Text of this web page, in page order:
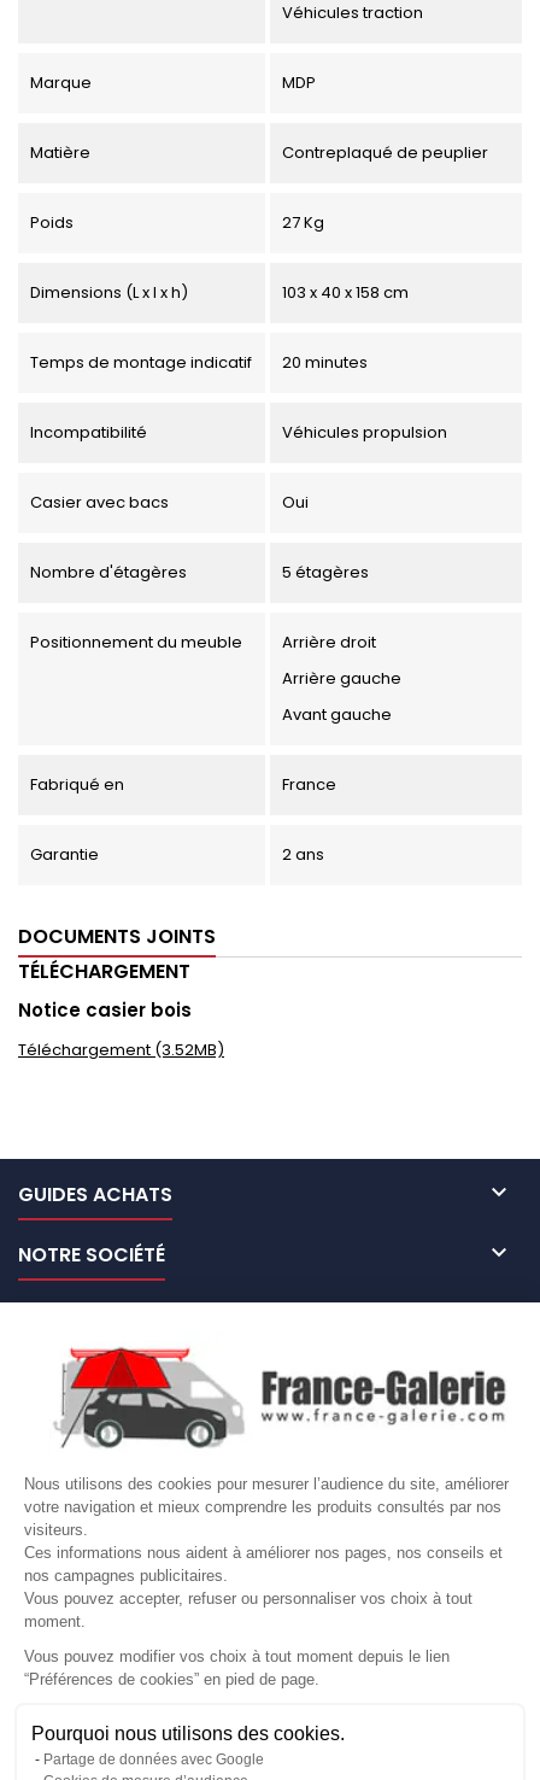
Nous utilisons des cookies pour mesurer l’audience du site, améliorer
votre navigation et mieux comprendre les produits consultés par nos
visiteurs.
Ces informations nous aident à améliorer nos pages, nos conseils et
nos campagnes publicitaires.
Vous pouvez accepter, refuser ou personnaliser vos choix à tout
moment.
Vous pouvez modifier vos choix à tout moment depuis le lien
“Préférences de cookies” en pied de page.
Pourquoi nous utilisons des cookies.
Partage de données avec Google
Gérer mes cookies
Véhicules traction
Marque MDP
Matière Contreplaqué de peuplier
Poids 27 Kg
Dimensions (L x l x h) 103 x 40 x 158 cm
Temps de montage indicatif 20 minutes
Incompatibilité Véhicules propulsion
Casier avec bacs Oui
Nombre d'étagères 5 étagères
Positionnement du meuble
Arrière droit
Arrière gauche
Avant gauche
Fabriqué en France
Garantie 2 ans
DOCUMENTS JOINTS
TÉLÉCHARGEMENT
Notice casier bois
Téléchargement (3.52MB)
GUIDES ACHATS 
NOTRE SOCIÉTÉ 
VOTRE COMPTE 
Site protégé par reCAPTCHA.
LETTRE D'INFORMATIONS
© Copyright 2026 France Galerie. Tous droits reservés.